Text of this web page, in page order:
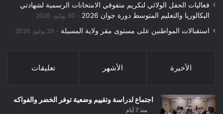
فعاليات الحفل الولائي لتكريم متفوقي الامتحانات الرسمية لشهادتي
البكالوريا والتعليم المتوسط دورة جوان 2026
30 يوليو، 2026
استقبالات المواطنين على مستوى مقر ولاية المسيلة 29 يوليو، 2026
الأخيرة الأشهر تعليقات
اجتماع لدراسة وتقييم وضعية توفر الخضر والفواكه
منذ 7 أيام